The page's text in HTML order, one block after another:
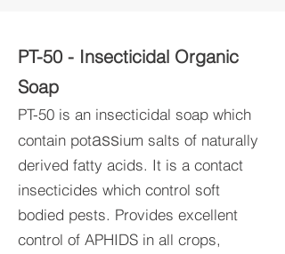
PT-50 - Insecticidal Organic
Soap
PT-50 is an insecticidal soap which
contain potassium salts of naturally
derived fatty acids. It is a contact
insecticides which control soft
bodied pests. Provides excellent
control of APHIDS in all crops,